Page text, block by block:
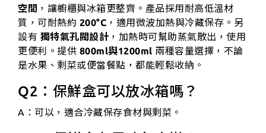
空間 ，讓櫥櫃與冰箱更整齊。產品採用耐高低溫材
質，可耐熱約 200°C ，適用微波加熱與冷藏保存。另
設有 獨特氣孔閥設計 ，加熱時可幫助蒸氣散出，使用
更便利。提供 800ml與1200ml 兩種容量選擇，不論
是水果、剩菜或便當餐點，都能輕鬆收納。
Q2：保鮮盒可以放冰箱嗎？
A：可以，適合冷藏保存食材與剩菜。